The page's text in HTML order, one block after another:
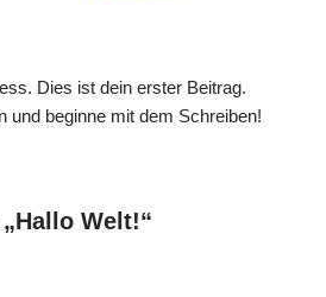
Dies ist dein erster Beitrag.
und beginne mit dem Schreiben!
Welt!“